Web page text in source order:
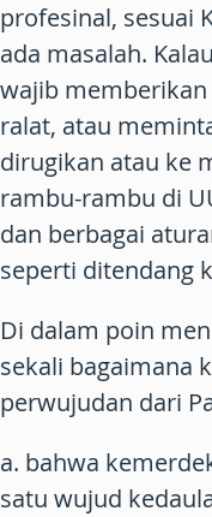
profesinal, sesuai
ada masalah.
wajib
ralat, atau
dirugikan atau ke
rambu-rambu di
dan berbagai
seperti ditendang
Di dalam poin
sekali bagaimana
perwujudan dari
a. bahwa
satu wujud